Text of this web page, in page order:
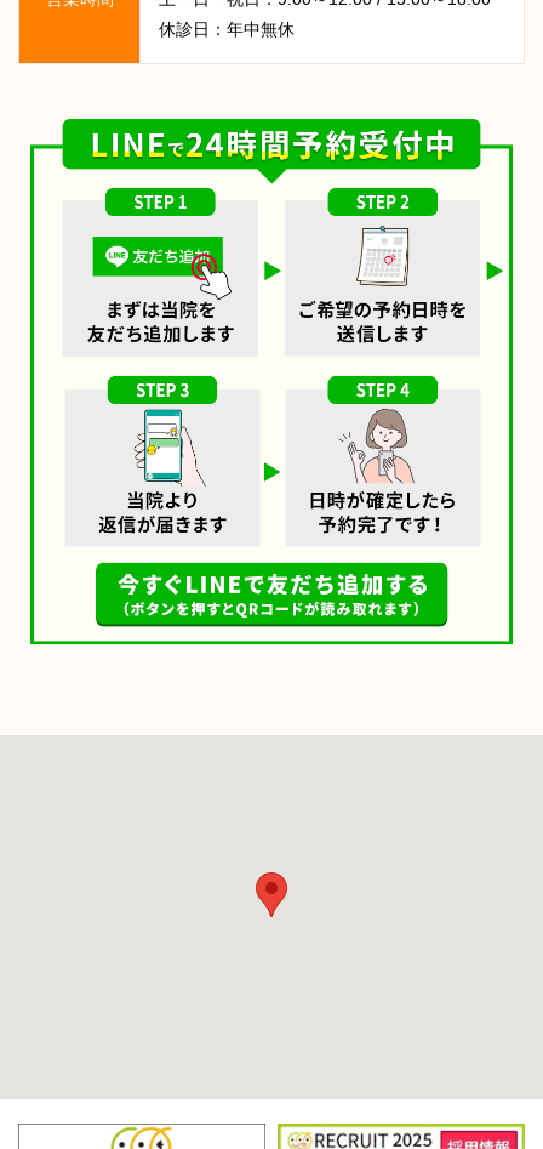
休診日：年中無休